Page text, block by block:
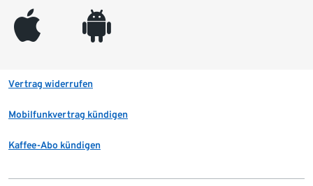
appleinc android
Vertrag widerrufen
Mobilfunkvertrag kündigen
Kaffee-Abo kündigen